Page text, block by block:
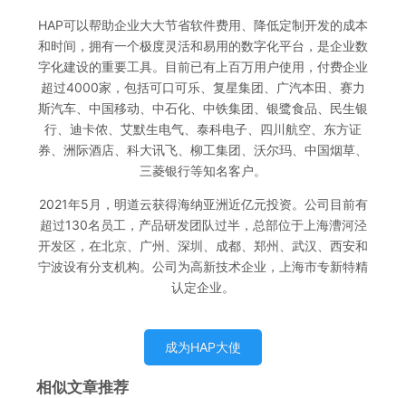
HAP可以帮助企业大大节省软件费用、降低定制开发的成本
和时间，拥有一个极度灵活和易用的数字化平台，是企业数
字化建设的重要工具。目前已有上百万用户使用，付费企业
超过4000家，包括可口可乐、复星集团、广汽本田、赛力
斯汽车、中国移动、中石化、中铁集团、银鹭食品、民生银
行、迪卡侬、艾默生电气、泰科电子、四川航空、东方证
券、洲际酒店、科大讯飞、柳工集团、沃尔玛、中国烟草、
三菱银行等知名客户。
2021年5月，明道云获得海纳亚洲近亿元投资。公司目前有
超过130名员工，产品研发团队过半，总部位于上海漕河泾
开发区，在北京、广州、深圳、成都、郑州、武汉、西安和
宁波设有分支机构。公司为高新技术企业，上海市专新特精
认定企业。
成为HAP大使
相似文章推荐